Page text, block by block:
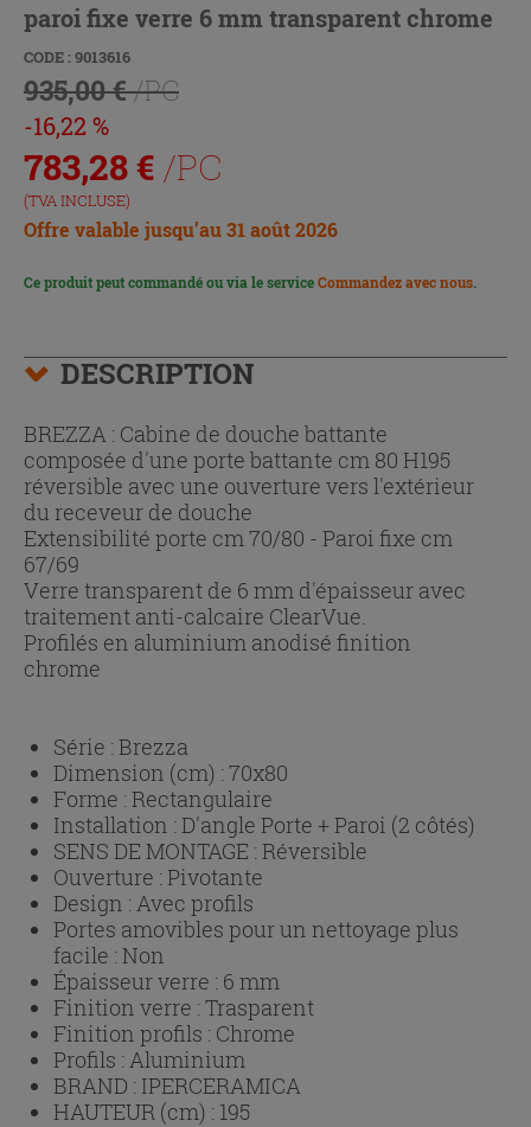
paroi fixe verre 6 mm transparent chrome
CODE : 9013616
935,00 €/PC
-16,22 %
783,28 € /PC
(TVA INCLUSE)
Offre valable jusqu’au 31 août 2026
Ce produit peut commandé ou via le serviceCommandez avec nous.
DESCRIPTION
BREZZA : Cabine de douche battante
composée d'une porte battante cm 80 H195
réversible avec une ouverture vers l'extérieur
du receveur de douche
Extensibilité porte cm 70/80 - Paroi fixe cm
67/69
Verre transparent de 6 mm d'épaisseur avec
traitement anti-calcaire ClearVue.
Profilés en aluminium anodisé finition
chrome
Série :Brezza
Dimension (cm) :70x80
Forme :Rectangulaire
Installation :D'angle Porte + Paroi (2 côtés)
SENS DE MONTAGE :Réversible
Ouverture :Pivotante
Design : Avec profils
Portes amovibles pour un nettoyage plus
facile :Non
Épaisseur verre : 6 mm
Finition verre :Trasparent
Finition profils : Chrome
Profils : Aluminium
BRAND : IPERCERAMICA
HAUTEUR (cm) : 195